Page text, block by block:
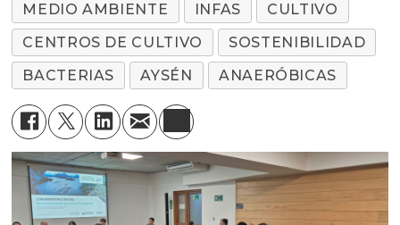
MEDIO AMBIENTE
INFAS
CULTIVO
CENTROS DE CULTIVO
SOSTENIBILIDAD
BACTERIAS
AYSÉN ANAERÓBICAS